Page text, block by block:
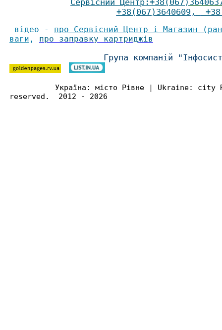
+38(067)3640609 ,
відео - про Сервісний Центр і Магазин
ваги , про заправку картриджів
Група компаній
Україна: місто Рівне | Ukraine:
reserved. 2012 - 2026